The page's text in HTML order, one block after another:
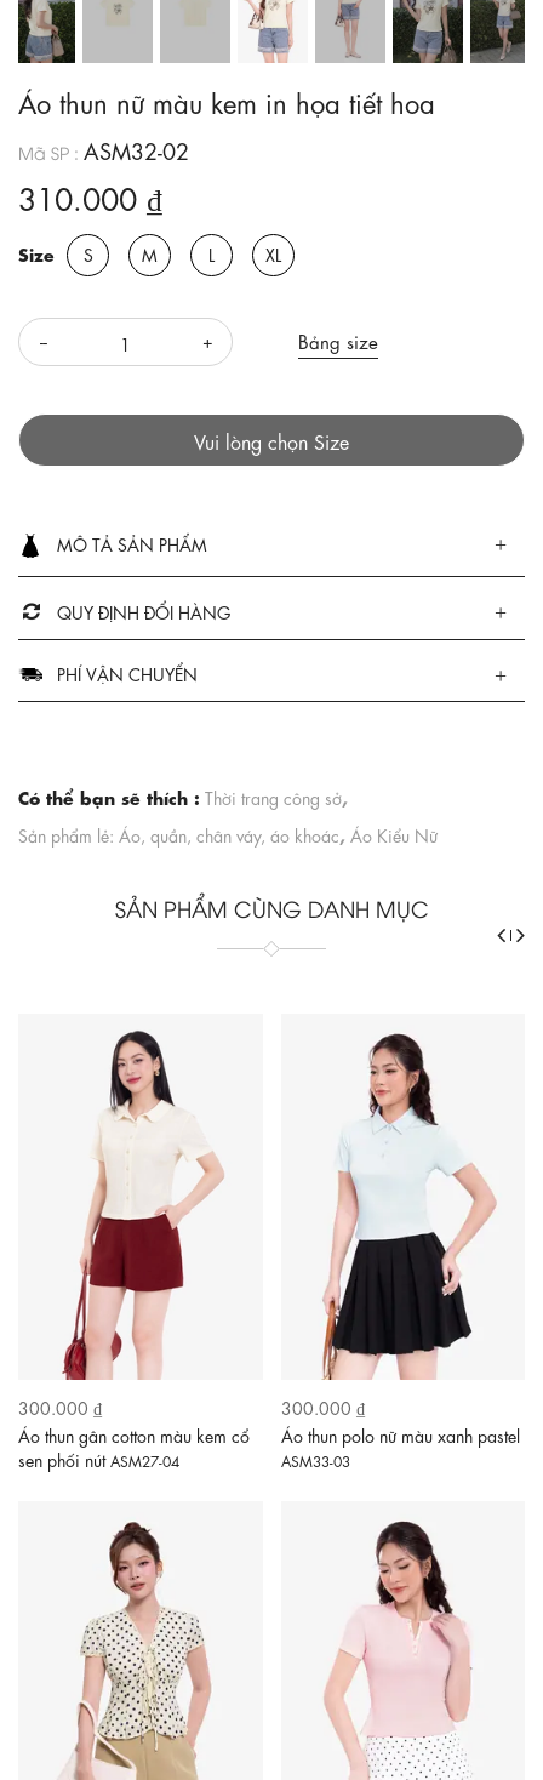
Áo thun nữ màu kem in họa tiết hoa
Mã SP : ASM32-02
310.000 ₫
Size S M L XL
Bảng size
Vui lòng chọn Size
MÔ TẢ SẢN PHẨM
QUY ĐỊNH ĐỔI HÀNG
PHÍ VẬN CHUYỂN
Có thể bạn sẽ thích : Thời trang công sở,
Sản phẩm lẻ: Áo, quần, chân váy, áo khoác, Áo Kiểu Nữ
SẢN PHẨM CÙNG DANH MỤC
300.000 ₫
Áo thun gân cotton màu kem cổ
sen phối nút ASM27-04
300.000 ₫
Áo thun polo nữ màu xanh pastel
ASM33-03